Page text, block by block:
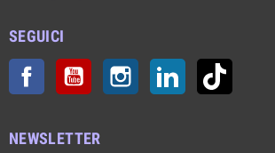
SEGUICI
Facebook YouTube Instagram LinkedIn
NEWSLETTER